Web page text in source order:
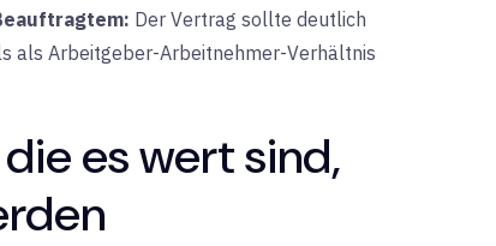
Der Vertrag sollte deutlich
als Arbeitgeber-Arbeitnehmer-Verhältnis
es wert sind,